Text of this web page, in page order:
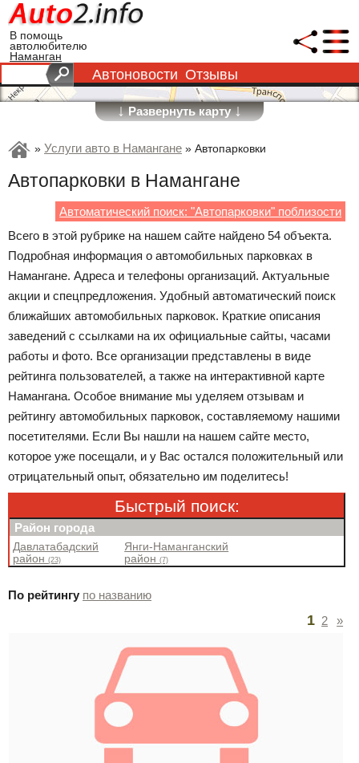
В помощь
автолюбителю
Наманган
Автоновости Отзывы
↓Развернуть карту↓
» Услуги авто в Намангане » Автопарковки
Автопарковки в Намангане
Автоматический поиск: "Автопарковки" поблизости
Всего в этой рубрике на нашем сайте найдено 54 объекта.
Подробная информация о автомобильных парковках в
Намангане. Адреса и телефоны организаций. Актуальные
акции и спецпредложения. Удобный автоматический поиск
ближайших автомобильных парковок. Краткие описания
заведений с ссылками на их официальные сайты, часами
работы и фото. Все организации представлены в виде
рейтинга пользователей, а также на интерактивной карте
Намангана. Особое внимание мы уделяем отзывам и
рейтингу автомобильных парковок, составляемому нашими
посетителями. Если Вы нашли на нашем сайте место,
которое уже посещали, и у Вас остался положительный или
отрицательный опыт, обязательно им поделитесь!
Быстрый поиск:
Район города
Давлатабадский
район(23)
Янги-Наманганский
район(7)
По рейтингу по названию
1 2 »